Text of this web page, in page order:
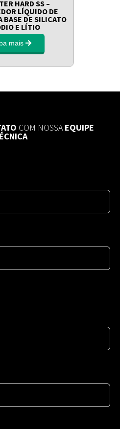
HARD SS –
LÍQUIDO DE
BASE DE SILICATO
E LÍTIO
mais
COM NOSSAEQUIPE